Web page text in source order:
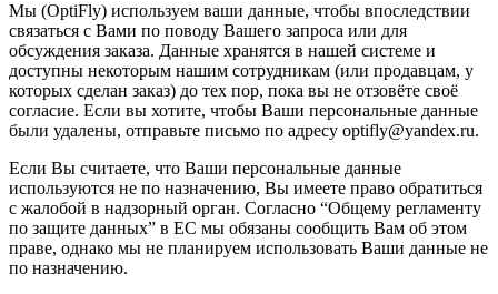
Мы (OptiFly) используем ваши данные, чтобы впоследствии
связаться с Вами по поводу Вашего запроса или для
обсуждения заказа. Данные хранятся в нашей системе и
доступны некоторым нашим сотрудникам (или продавцам, у
которых сделан заказ) до тех пор, пока вы не отзовёте своё
согласие. Если вы хотите, чтобы Ваши персональные данные
были удалены, отправьте письмо по адресу optifly@yandex.ru.
Если Вы считаете, что Ваши персональные данные
используются не по назначению, Вы имеете право обратиться
с жалобой в надзорный орган. Согласно “Общему регламенту
по защите данных” в ЕС мы обязаны сообщить Вам об этом
праве, однако мы не планируем использовать Ваши данные не
по назначению.